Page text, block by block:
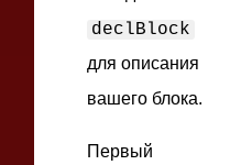
declBlock
для описания
вашего блока.
Первый